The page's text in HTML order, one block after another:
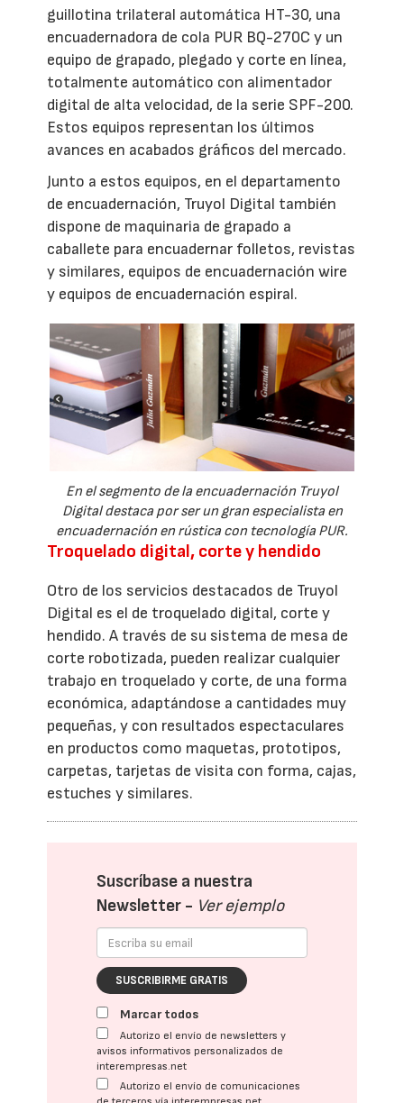
guillotina trilateral automática HT-30, una
encuadernadora de cola PUR BQ-270C y un
equipo de grapado, plegado y corte en línea,
totalmente automático con alimentador
digital de alta velocidad, de la serie SPF-200.
Estos equipos representan los últimos
avances en acabados gráficos del mercado.
Junto a estos equipos, en el departamento
de encuadernación, Truyol Digital también
dispone de maquinaria de grapado a
caballete para encuadernar folletos, revistas
y similares, equipos de encuadernación wire
y equipos de encuadernación espiral.
En el segmento de la encuadernación Truyol
Digital destaca por ser un gran especialista en
encuadernación en rústica con tecnología PUR.
Troquelado digital, corte y hendido
Otro de los servicios destacados de Truyol
Digital es el de troquelado digital, corte y
hendido. A través de su sistema de mesa de
corte robotizada, pueden realizar cualquier
trabajo en troquelado y corte, de una forma
económica, adaptándose a cantidades muy
pequeñas, y con resultados espectaculares
en productos como maquetas, prototipos,
carpetas, tarjetas de visita con forma, cajas,
estuches y similares.
Suscríbase a nuestra
Newsletter - Ver ejemplo
SUSCRIBIRME GRATIS
Marcar todos
Autorizo el envío de newsletters y
avisos informativos personalizados de
interempresas.net
Autorizo el envío de comunicaciones